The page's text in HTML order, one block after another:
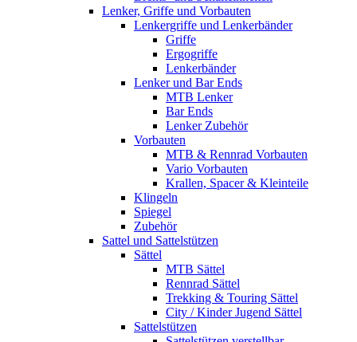
Lenker, Griffe und Vorbauten
Lenkergriffe und Lenkerbänder
Griffe
Ergogriffe
Lenkerbänder
Lenker und Bar Ends
MTB Lenker
Bar Ends
Lenker Zubehör
Vorbauten
MTB & Rennrad Vorbauten
Vario Vorbauten
Krallen, Spacer & Kleinteile
Klingeln
Spiegel
Zubehör
Sattel und Sattelstützen
Sättel
MTB Sättel
Rennrad Sättel
Trekking & Touring Sättel
City / Kinder Jugend Sättel
Sattelstützen